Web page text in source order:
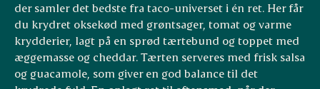
der samler det bedste fra taco-universet i én ret. Her får
du krydret oksekød med grøntsager, tomat og varme
krydderier, lagt på en sprød tærtebund og toppet med
æggemasse og cheddar. Tærten serveres med frisk salsa
og guacamole, som giver en god balance til det